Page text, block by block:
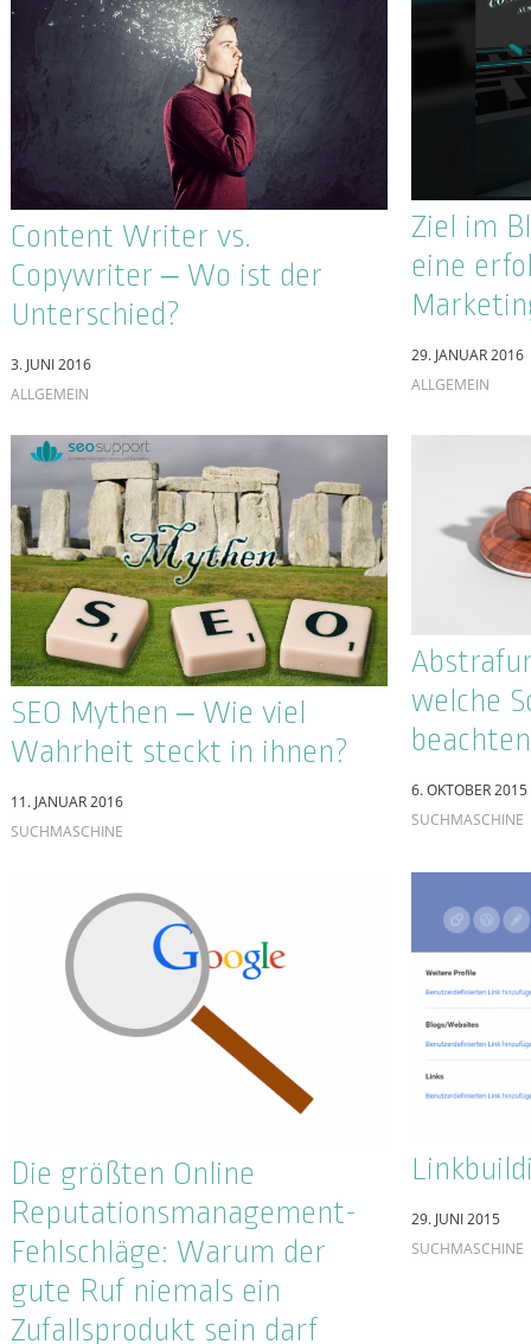
11. JANUAR 2016
6. OKTOBER 2015
SUCHMASCHINE
Die größten Online
Reputationsmanagement-
Fehlschläge: Warum der
gute Ruf niemals ein
Zufallsprodukt sein darf
31. AUGUST 2015
ONLINE REPUTATION
SUCHMASCHINE
Local SEO – das muss man
wissen
Shades